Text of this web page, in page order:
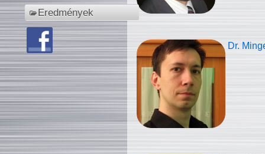
Eredmények
Dr.